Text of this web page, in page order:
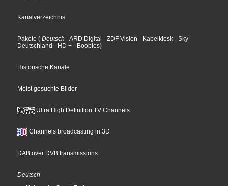
Kanalverzeichnis
Pakete ( Deutsch - ARD Digital - ZDF Vision - Kabelkiosk - Sky
Deutschland - HD + - Boobles)
Historische Kanäle
Meist gesuchte Bilder
Ultra High Definition TV Channels
Channels broadcasting in 3D
DAB over DVB transmissions
Deutsch